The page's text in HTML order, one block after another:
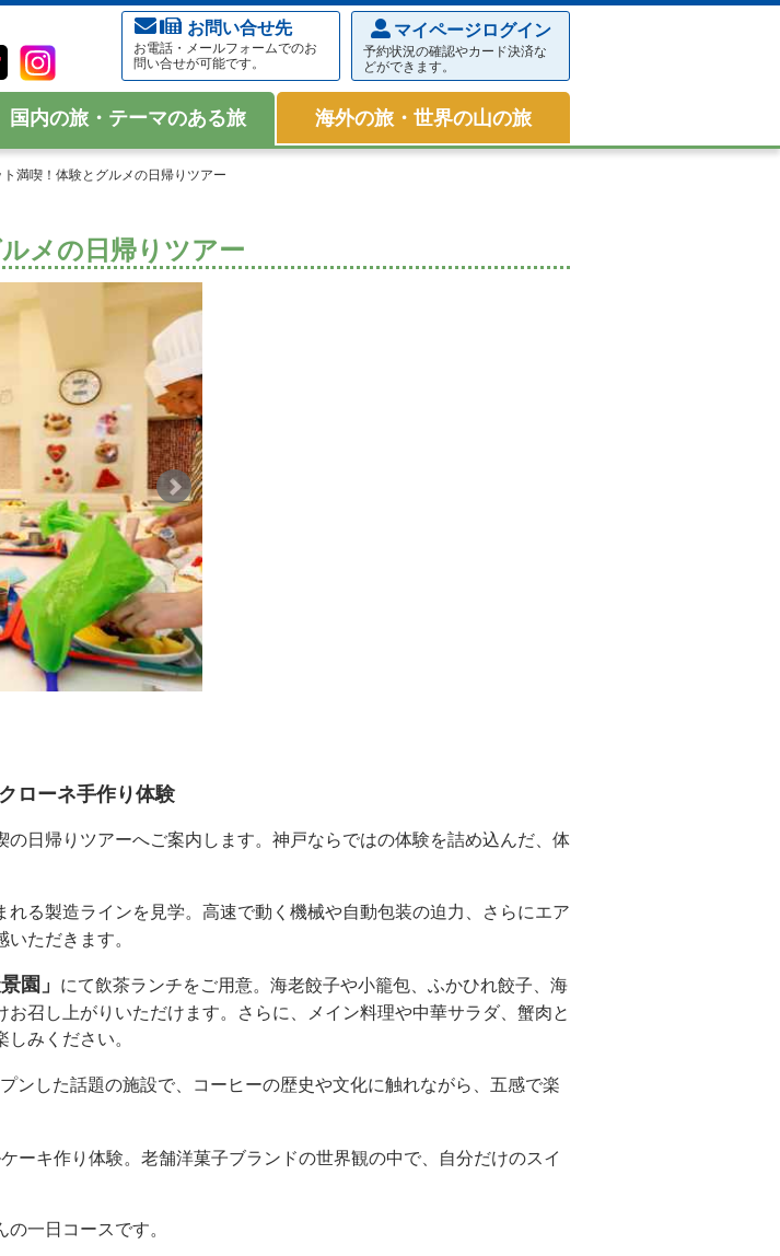
お問い合せ先
お電話・メールフォームでのお
問い合せが可能です。
マイページログイン
予約状況の確認やカード決済な
どができます。
国内の旅・テーマのある旅 海外の旅・世界の山の旅
満喫！体験とグルメの日帰りツアー
メの日帰りツアー
ローネ手作り体験
日帰りツアーへご案内します。神戸ならではの体験を詰め込んだ、体
る製造ラインを見学。高速で動く機械や自動包装の迫力、さらにエア
ただきます。
園」 にて飲茶ランチをご用意。海老餃子や小籠包、ふかひれ餃子、海
召し上がりいただけます。さらに、メイン料理や中華サラダ、蟹肉と
みください。
ンした話題の施設で、コーヒーの歴史や文化に触れながら、五感で楽
ーキ作り体験。老舗洋菓子ブランドの世界観の中で、自分だけのスイ
一日コースです。